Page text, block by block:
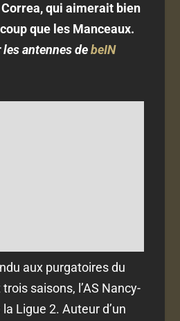
Correa, qui aimerait bien
que les Manceaux.
les antennes debeIN
aux purgatoires du
saisons, l’AS Nancy-
Ligue 2. Auteur d’un